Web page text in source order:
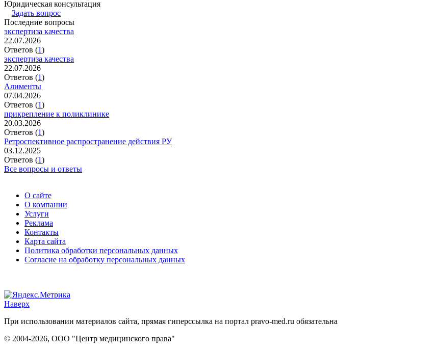
Юридическая консультация
Задать вопрос
Последние вопросы
экспертиза качества
22.07.2026
Ответов (1)
экспертиза качества
22.07.2026
Ответов (1)
Алименты
07.04.2026
Ответов (1)
прикрепление к поликлинике
20.03.2026
Ответов (1)
Ретроспективное распространение действия РУ
03.12.2025
Ответов (1)
Все вопросы и ответы
О сайте
О компании
Услуги
Реклама
Контакты
Карта сайта
Политика обработки персональных данных
Согласие на обработку персональных данных
Наверх
При использовании материалов сайта, прямая гиперссылка на портал pravo-med.ru обязательна
© 2004-2026, ООО "Центр медицинского права"